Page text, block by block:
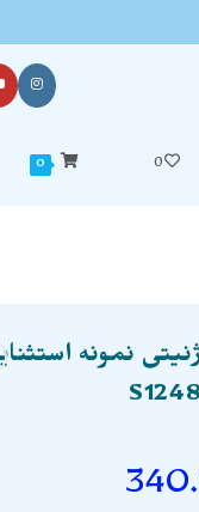
0
0
نمونه